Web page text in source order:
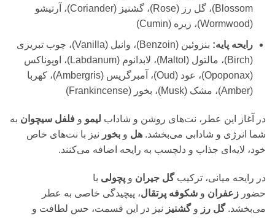
Blossom)، گل رز (Rose)، گشنیز (Coriander)، آرتیشو
(Wormwood)، زیره (Cumin)
رایحه پایه:
بنزوئین (Benzoin)، وانیل (Vanilla)، چوب تبریزی
(Birch)، مالتول (Maltol)، لابدانوم (Labdanum)، اوپوناکس
(Opoponax)، عود (Oud)، آمبرگریس (Ambergris)، کهربا
(Amber)، مشک (Musk)، بخور (Frankincense)
در آغاز این عطر، نت‌های روشن و شاداب لیمو و فلفل سیچوان به
شما انرژی و شادابی می‌بخشد. هل و بخور نیز با نت‌های خاص
خود، لایه‌ای جذاب و دلچسب به رایحه اضافه می‌کنند.
در رایحه میانی، ترکیبگل جیران و پچولی با
حضور زعفران و شکوفه پرتقال، پیچیدگی خاصی به عطر
می‌بخشد.گل رز وگشنیز نیز در این قسمت، حس لطافت و